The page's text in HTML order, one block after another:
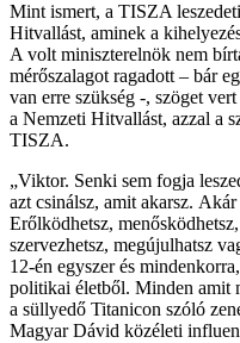
Mint ismert, a TISZA
Hitvallást, aminek a
A volt miniszterelnök nem
mérőszalagot ragadott – bár
van erre szükség -, szöget
a Nemzeti Hitvallást, azzal a
TISZA.
„Viktor. Senki sem fogja
azt csinálsz, amit akarsz.
Erőlködhetsz,
szervezhetsz, megújulhatsz
12-én egyszer és
politikai életből. Minden amit
a süllyedő Titanicon szóló
Magyar Dávid közéleti